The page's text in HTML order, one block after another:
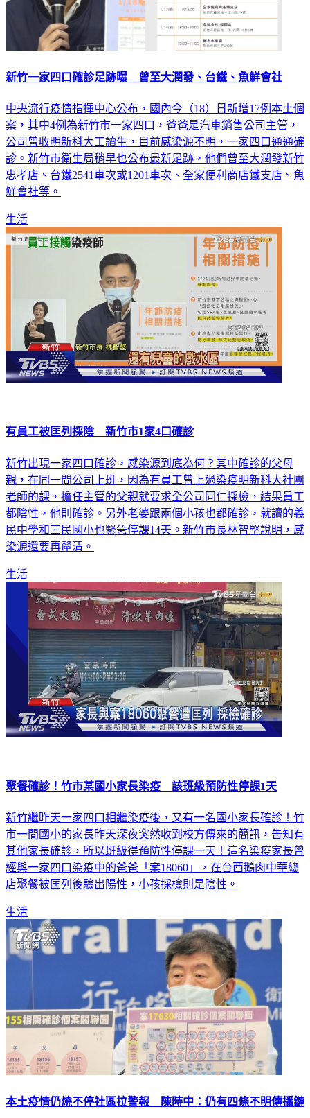
新竹一家四口確診足跡曝 曾至大潤發、台鐵、魚鮮會社
中央流行疫情指揮中心公布，國內今（18）日新增17例本土個
案，其中4例為新竹市一家四口，爸爸是汽車銷售公司主管，
公司曾收明新科大工讀生，目前感染源不明，一家四口通通確
診。新竹市衛生局稍早也公布最新足跡，他們曾至大潤發新竹
忠孝店、台鐵2541車次或1201車次、全家便利商店鐵支店、魚
鮮會社等。
生活
有員工被匡列採陰 新竹市1家4口確診
新竹出現一家四口確診，感染源到底為何？其中確診的父母
親，在同一間公司上班，因為有員工曾上過染疫明新科大社團
老師的課，擔任主管的父親就要求全公司同仁採檢，結果員工
都陰性，他則確診。另外老婆跟兩個小孩也都確診，就讀的義
民中學和三民國小也緊急停課14天。新竹市長林智堅說明，感
染源還要再釐清。
生活
聚餐確診！竹市某國小家長染疫 該班級預防性停課1天
新竹繼昨天一家四口相繼染疫後，又有一名國小家長確診！竹
市一間國小的家長昨天深夜突然收到校方傳來的簡訊，告知有
其他家長確診，所以班級得預防性停課一天！這名染疫家長曾
經與一家四口染疫中的爸爸「案18060」，在台西鵝肉中華總
店聚餐被匡列後驗出陽性，小孩採檢則是陰性。
生活
本土疫情仍燒不停社區拉警報 陳時中：仍有四條不明傳播鏈